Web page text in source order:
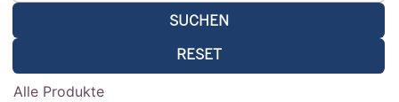
SUCHEN
RESET
Alle Produkte